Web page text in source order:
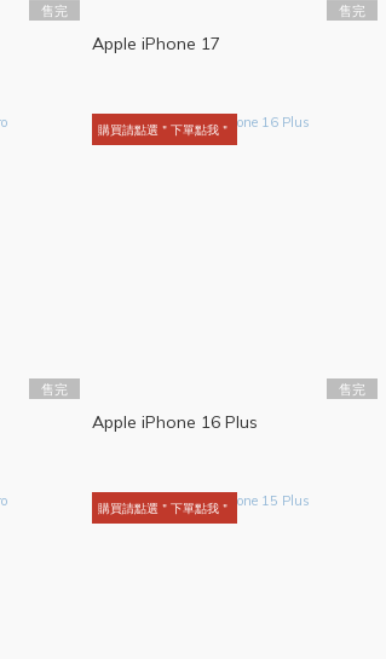
售完 售完
Apple iPhone 17
售完
購買請點選＂下單點我＂
售完
Apple iPhone 16 Plus
購買請點選＂下單點我＂